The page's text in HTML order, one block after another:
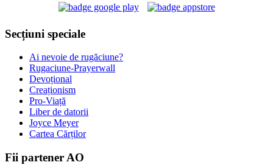
Secțiuni speciale
Ai nevoie de rugăciune?
Rugaciune-Prayerwall
Devoțional
Creaționism
Pro-Viață
Liber de datorii
Joyce Meyer
Cartea Cărților
Fii partener AO